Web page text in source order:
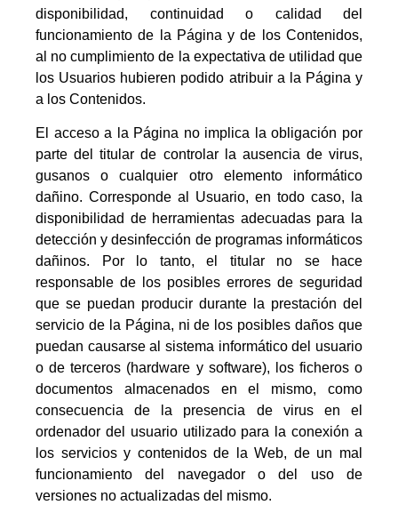
disponibilidad, continuidad o calidad del
funcionamiento de la Página y de los Contenidos,
al no cumplimiento de la expectativa de utilidad que
los Usuarios hubieren podido atribuir a la Página y
a los Contenidos.
El acceso a la Página no implica la obligación por
parte del titular de controlar la ausencia de virus,
gusanos o cualquier otro elemento informático
dañino. Corresponde al Usuario, en todo caso, la
disponibilidad de herramientas adecuadas para la
detección y desinfección de programas informáticos
dañinos. Por lo tanto, el titular no se hace
responsable de los posibles errores de seguridad
que se puedan producir durante la prestación del
servicio de la Página, ni de los posibles daños que
puedan causarse al sistema informático del usuario
o de terceros (hardware y software), los ficheros o
documentos almacenados en el mismo, como
consecuencia de la presencia de virus en el
ordenador del usuario utilizado para la conexión a
los servicios y contenidos de la Web, de un mal
funcionamiento del navegador o del uso de
versiones no actualizadas del mismo.